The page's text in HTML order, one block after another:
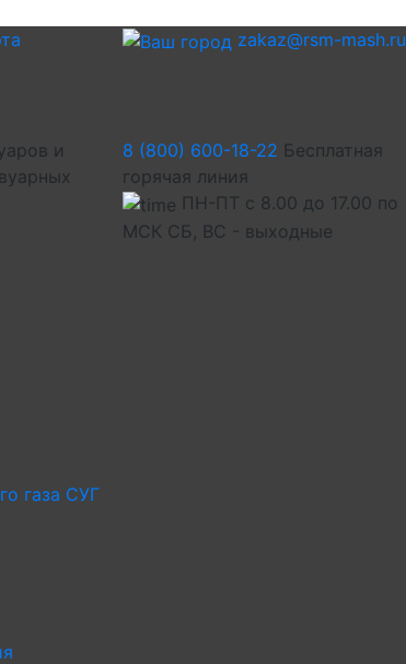
zakaz@rsm-mash.ru
и
8 (800) 600-18-22 Бесплатная
горячая линия
ПН-ПТ с 8.00 до 17.00 по
МСК СБ, ВС - выходные
газа СУГ